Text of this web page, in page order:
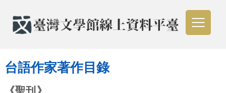
台語作家著作目錄
《聖刊》